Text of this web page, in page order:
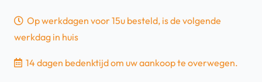
Op werkdagen voor 15u besteld, is de volgende
werkdag in huis
14 dagen bedenktijd om uw aankoop te overwegen.